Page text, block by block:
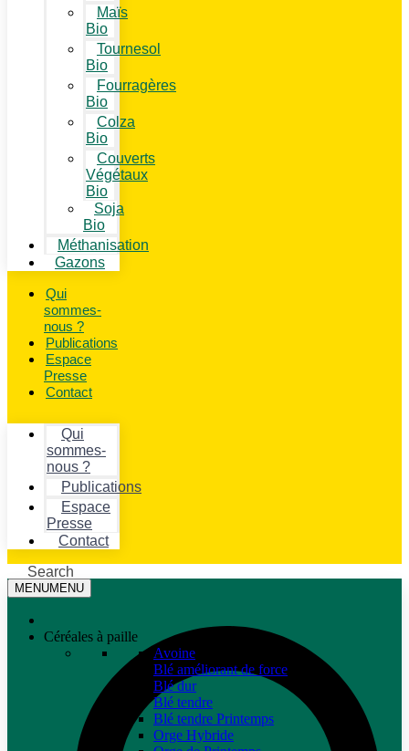
Maïs
Bio
Tournesol
Bio
Fourragères
Bio
Colza
Bio
Couverts
Végétaux
Bio
Soja
Bio
Méthanisation
Gazons
Qui
sommes-
nous ?
Publications
Espace
Presse
Contact
Qui
sommes-
nous ?
Publications
Espace
Presse
Contact
Search
MENUMENU
Céréales à paille
Avoine
Blé améliorant de force
Blé dur
Blé tendre
Blé tendre Printemps
Orge Hybride